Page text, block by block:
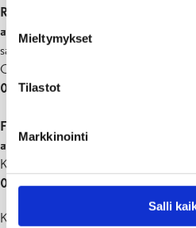
Mieltymykset
Tilastot
Markkinointi
Salli
ROBERT JUSLENIUS
alue 2, eteläinen/itäinen Raasepori
saariston osayleiskaava-alue sekä
Gammelbodan alueet.
019 289 3801,
FREDRIK WASSTRÖM
alue 3, itäinen/pohjoinen
Karjaa, Mustio, Fiskars ja osa Pohjan
019 289 3805,
Katselmuksissa vastaavan